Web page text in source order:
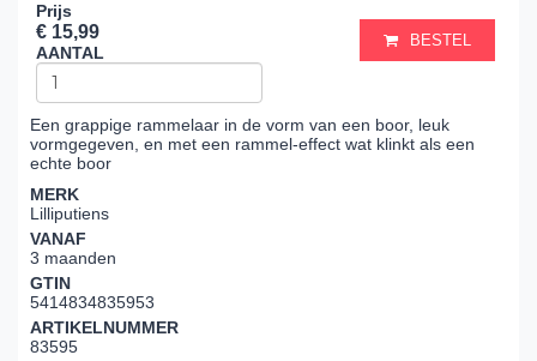
Prijs
€ 15,99
AANTAL
BESTEL
Een grappige rammelaar in de vorm van een boor, leuk
vormgegeven, en met een rammel-effect wat klinkt als een
echte boor
MERK
Lilliputiens
VANAF
3 maanden
GTIN
5414834835953
ARTIKELNUMMER
83595